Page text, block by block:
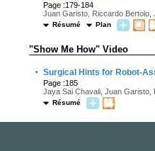
Page :179-184
Juan Garisto, Riccardo Bertolo,
Résumé Plan
"Show Me How" Video
· Surgical Hints for Robot-
Page :185
Jaya Sai Chavali, Juan Garisto,
Résumé